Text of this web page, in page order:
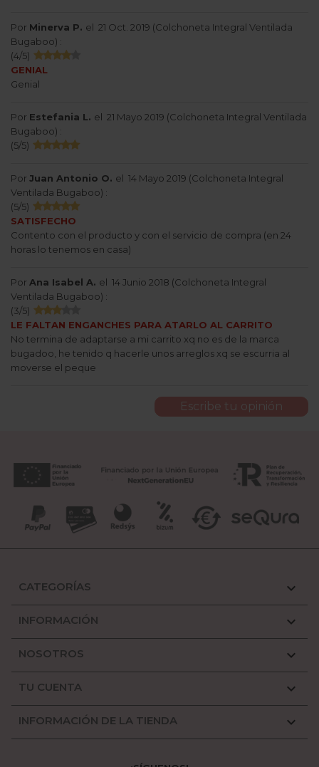
Por Minerva P. el 21 Oct. 2019 (Colchoneta Integral Ventilada
Bugaboo) :
(4/5)
GENIAL
Genial
Por Estefania L. el 21 Mayo 2019 (Colchoneta Integral Ventilada
Bugaboo) :
(5/5)
Por Juan Antonio O. el 14 Mayo 2019 (Colchoneta Integral
Ventilada Bugaboo) :
(5/5)
SATISFECHO
Contento con el producto y con el servicio de compra (en 24
horas lo tenemos en casa)
Por Ana Isabel A. el 14 Junio 2018 (Colchoneta Integral
Ventilada Bugaboo) :
(3/5)
LE FALTAN ENGANCHES PARA ATARLO AL CARRITO
No termina de adaptarse a mi carrito xq no es de la marca
bugadoo, he tenido q hacerle unos arreglos xq se escurria al
moverse el peque
Escribe tu opinión
CATEGORÍAS 
INFORMACIÓN 
NOSOTROS 
TU CUENTA 
INFORMACIÓN DE LA TIENDA 